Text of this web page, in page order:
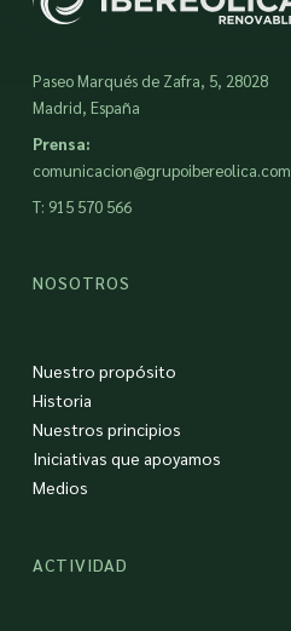
Paseo Marqués de Zafra, 5, 28028
Madrid, España
Prensa:
comunicacion@grupoibereolica.com
T: 915 570 566
NOSOTROS
Nuestro propósito
Historia
Nuestros principios
Iniciativas que apoyamos
Medios
ACTIVIDAD